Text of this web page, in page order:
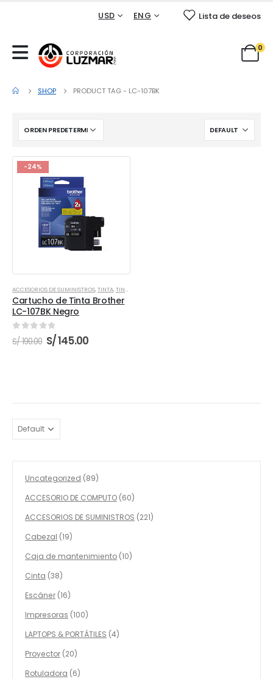
USD ENG Lista de deseos
0
SHOP PRODUCT TAG - LC-107BK
-24%
ACCESORIOS DE SUMINISTROS,TINTA,TINTAS BROTHER
Cartucho de Tinta Brother
LC-107BK Negro
out of 5
S/190.00 El
precio
S/145.00El
Uncategorized 8989
productos
ACCESORIO DE COMPUTO 6060
productos
ACCESORIOS DE SUMINISTROS 221221
Cabezal 1919
Caja de mantenimiento 1010
Cinta 3838
productos
Escáner 1616
productos
Impresoras 100100
productos
LAPTOPS & PORTÁTILES 44
Proyector 2020
productos
Rotuladora 66